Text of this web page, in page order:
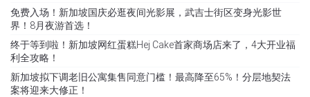
免费入场！新加坡国庆必逛夜间光影展，武吉士街区变身光影世
界！8月夜游首选！
终于等到啦！新加坡网红蛋糕Hej Cake首家商场店来了，4大开业福
利全攻略！
新加坡拟下调老旧公寓集售同意门槛！最高降至65%！分层地契法
案将迎来大修正！